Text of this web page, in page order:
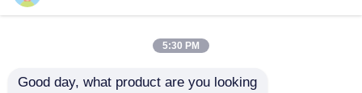
タケ原料
5:30 PM
Good day, what product are you looking